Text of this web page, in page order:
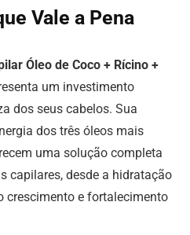
Vale a Pena
Óleo de Coco + Rícino +
um investimento
dos seus cabelos. Sua
dos três óleos mais
uma solução completa
capilares, desde a hidratação
crescimento e fortalecimento